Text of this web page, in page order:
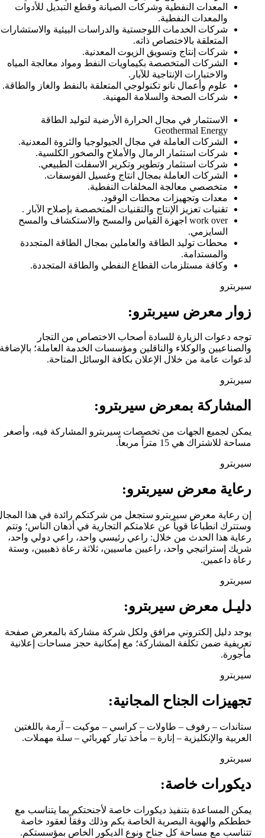
المعدات النفطية وشركات الصيانة وقطع التبديل للأدوات
والمعدات النفطية.
شركات الخدمات اللوجستية والدراسات البيئية والاستشارات
المتعلقة بالاختصاص ذاته.
شركات إنتاج وتسويق الزيوت المعدنية.
الشركات المتخصصة بكيماويات النفط ومواد معالجة المياه
والاختبارات الإنتاجية للآبار.
علوم وأعمال نانو تكنولوجي المتعلقة بالنفط والغاز والطاقة.
شركات الصحة والسلامة المهنية.
الاستثمار في مجال الحرارة الأرضية لتوليد الطاقة
Geothermal Energy
الشركات العاملة في مجال الجيولوجيا والثروة المعدنية.
شركات استثمار الرمال والأملاح والصخور الكلسية.
شركات استثمار وتطوير وتكرير الاسفلت الطبيعي.
الشركات العاملة بمجال انتاج وغسيل الفوسفات.
متخصصي معالجة المخلفات النفطية.
معدات وتجهيزات محطات الوقود.
تقنيات تعزيز الإنتاج والتقنيات المتخصصة بإصلاح الآبار .
work over اجهزة القياس والمسح والاستكشاف والمسح
السايزمي.
محطات توليد الطاقة والعاملين بمجال الطاقة المتجددة
والمستدامة.
وكافة مستلزمات القطاع النفطي والطاقة المتجددة.
سيربترو
زوار معرض سيربترو:
توجه دعوات الزيارة للسادة أصحاب الاختصاص من التجار
والصناعيين والوكلاء والناقلين ومؤسسات الخدمة العاملة؛ بالإضافة
لدعوات عامة من خلال الإعلان بكافة الوسائل المتاحة.
سيربترو
المشاركة بمعرض سيربترو:
يمكن لجميع الجهات من تخصصات سيربترو المشاركة فيه، وأصغر
مساحة للاشتراك هي 15 متراً مربعاً.
سيربترو
رعاية معرض سيربترو:
إن رعاية معرض سيربترو ستجعل من شركتكم رائدة في هذا
وستترك انطباعاً قوياً عن علامتكم التجارية في أذهان الناس؛ وتتم
رعاية هذا الحدث من خلال: راعي رئيسي واحد، راعي دولي واحد،
شريك إستراتيجي واحد، راعيين ماسيين، ثلاثة رعاة ذهبيين، وستة
رعاة داعمين.
سيربترو
دليـل معرض سيربترو:
يوجد دليل إلكتروني مرافق ولكل شركة مشاركة بالمعرض صفحة
تعريفية ضمن تكلفة المشاركة؛ مع إمكانية حجز مساحات إعلانية
مأجورة.
سيربترو
تجهيزات الجناح المجانية:
ستاندات – رفوف – طاولات – كراسي – موكيت – آرمة باللغتين
العربية والإنكليزية – إنارة – مأخذ تيار كهربائي – سلة مهملات.
سيربترو
ديكورات خاصة:
يمكن المساعدة بتنفيذ ديكورات خاصة لأجنحتكم بما يتناسب مع
خططكم والهوية البصرية الخاصة بكم وذلك وفقاً لعقود خاصة
تتناسب مع مساحة كل جناح ونوع الديكور الخاص بمؤسستكم.